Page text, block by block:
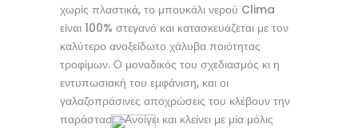
χωρίς πλαστικά, το μπουκάλι νερού Clima
είναι 100% στεγανό και κατασκευάζεται με τον
καλύτερο ανοξείδωτο χάλυβα ποιότητας
τροφίμων. Ο μοναδικός του σχεδιασμός κι η
εντυπωσιακή του εμφάνιση, και οι
γαλαζοπράσινες αποχρώσεις του κλέβουν την
παράσταση. Ανοίγει και κλείνει με μία μόλις